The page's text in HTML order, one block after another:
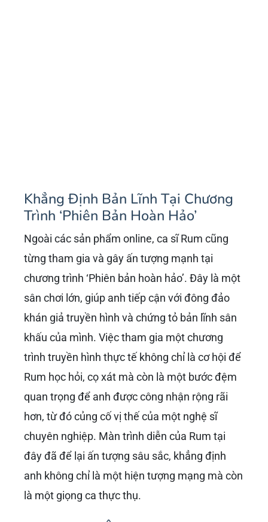
Khẳng Định Bản Lĩnh Tại Chương
Trình ‘Phiên Bản Hoàn Hảo’
Ngoài các sản phẩm online, ca sĩ Rum cũng
từng tham gia và gây ấn tượng mạnh tại
chương trình ‘Phiên bản hoàn hảo’. Đây là một
sân chơi lớn, giúp anh tiếp cận với đông đảo
khán giả truyền hình và chứng tỏ bản lĩnh sân
khấu của mình. Việc tham gia một chương
trình truyền hình thực tế không chỉ là cơ hội để
Rum học hỏi, cọ xát mà còn là một bước đệm
quan trọng để anh được công nhận rộng rãi
hơn, từ đó củng cố vị thế của một nghệ sĩ
chuyên nghiệp. Màn trình diễn của Rum tại
đây đã để lại ấn tượng sâu sắc, khẳng định
anh không chỉ là một hiện tượng mạng mà còn
là một giọng ca thực thụ.